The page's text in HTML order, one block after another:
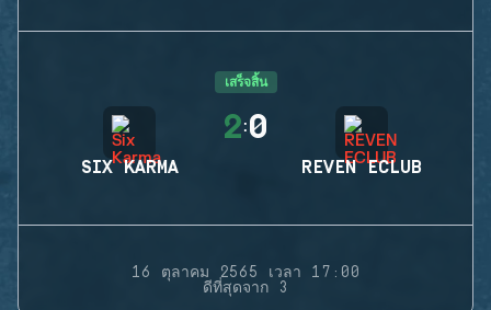
เสร็จสิ้น
SIX KARMA
2:0
REVEN ECLUB
16 ตุลาคม 2565 เวลา 17:00
ดีที่สุดจาก 3